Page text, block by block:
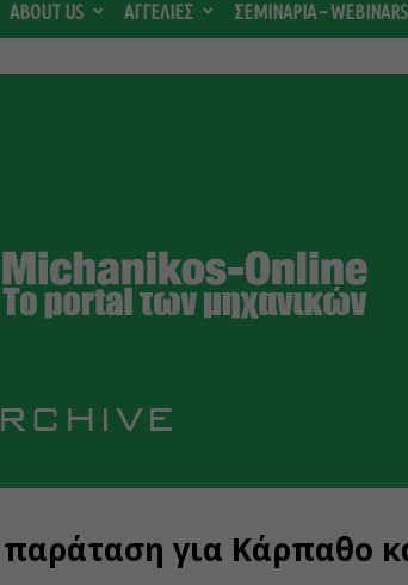
ABOUT US ΑΓΓΕΛΙΕΣ ΣΕΜΙΝΑΡΙΑ – WEBINARS
για Κάρπαθο